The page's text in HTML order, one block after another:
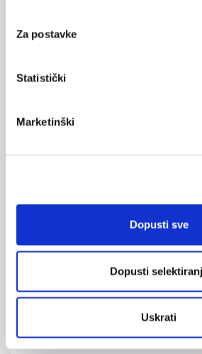
Za postavke
Statistički
Marketinški
Dopusti sve
Dopusti
Uskrati
rehabilitacijskih programa mjesecima,
dana, od srčanog infarkta ili operacije. To
sudjelovanjem u rehabilitacijskim
faze kardiološke rehabilitacije za sve
koronarnim sindromom (i PCI) odmah ili
bolesnike koji su podvrgnuti nekom od
optimalno vrijeme za dolazak na
mjeseca od operativnog zahvata, nakon
pogodnih za programe kardiološke
provedbu iste ne samo u Hrvatskoj nego i u
zemalja.